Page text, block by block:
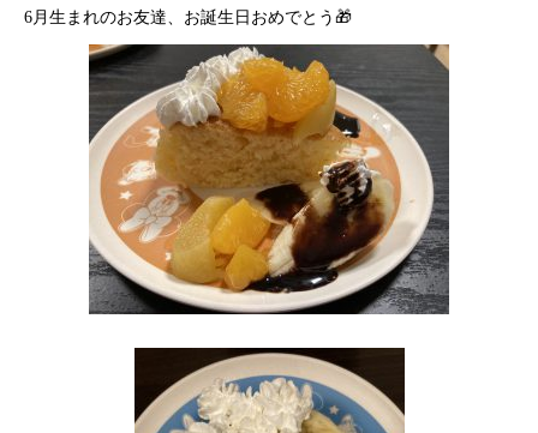
6月生まれのお友達、お誕生日おめでとう🎁